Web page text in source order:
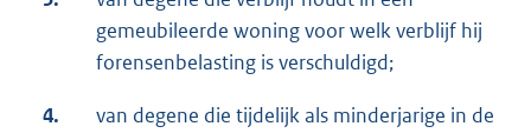
gemeubileerde woning voor welk verblijf hij
forensenbelasting is verschuldigd;
4.
van degene die tijdelijk als minderjarige in de